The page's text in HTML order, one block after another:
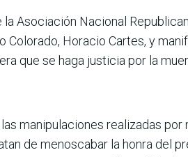
la Asociación Nacional
Horacio Cartes, y
que se haga justicia por la
manipulacio­nes realizadas
de menoscabar la honra del